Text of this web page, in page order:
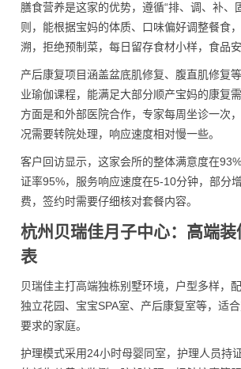
膳食营养是这家的优势，遵循“排、调、补、
则，能根据宝妈的体质、口味偏好调整餐食
溯，拒绝预制菜，每日留存食材小样，食品安
产后康复项目涵盖盆底肌修复、腹直肌修复
业瑜伽课程，能满足大部分顺产宝妈的康复
方面是和外部医院合作，专家每周坐诊一次
况需要转院处理，响应速度相对慢一些。
客户回访显示，这家会所的整体满意度在
证率95%，服务响应速度在5-10分钟，部分
费，签约时需要仔细核对套餐内容。
杭州贝瑞佳月子中心：高端
表
贝瑞佳主打高端独栋别墅环境，户型多样，
独立花园、宝宝SPA室、产后康复室等，适
要求的家庭。
护理模式采用24小时母婴同室，护理人员持